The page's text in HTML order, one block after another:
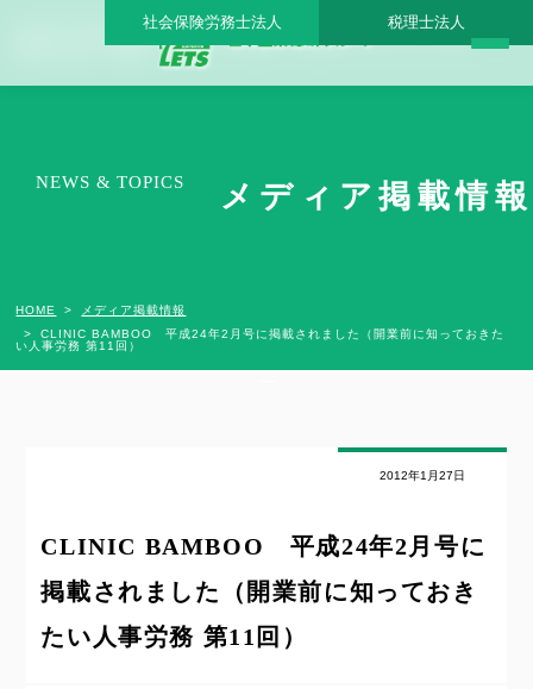
CLINIC BAMBOO 平成24年2月号に掲載されました（開業前に知っておきたい人事労
社会保険労務士法人 税理士法人
NEWS & TOPICS メディア掲載情報
HOME
メディア掲載情報
CLINIC BAMBOO 平成24年2月号に掲載されました（開業前に知っておきた
い人事労務 第11回）
2012年1月27日
CLINIC BAMBOO 平成24年2月号に
掲載されました（開業前に知っておき
たい人事労務 第11回）